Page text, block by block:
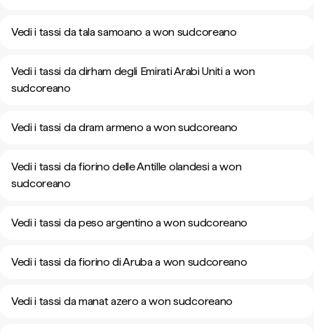
Vedi i tassi da tala samoano a won sudcoreano
Vedi i tassi da dirham degli Emirati Arabi Uniti a won
sudcoreano
Vedi i tassi da dram armeno a won sudcoreano
Vedi i tassi da fiorino delle Antille olandesi a won
sudcoreano
Vedi i tassi da peso argentino a won sudcoreano
Vedi i tassi da fiorino di Aruba a won sudcoreano
Vedi i tassi da manat azero a won sudcoreano